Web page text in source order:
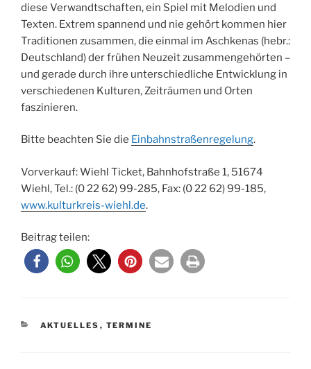
diese Verwandtschaften, ein Spiel mit Melodien und
Texten. Extrem spannend und nie gehört kommen hier
Traditionen zusammen, die einmal im Aschkenas (hebr.:
Deutschland) der frühen Neuzeit zusammengehörten –
und gerade durch ihre unterschiedliche Entwicklung in
verschiedenen Kulturen, Zeiträumen und Orten
faszinieren.
Bitte beachten Sie die Einbahnstraßenregelung.
Vorverkauf: Wiehl Ticket, Bahnhofstraße 1, 51674
Wiehl, Tel.: (0 22 62) 99-285, Fax: (0 22 62) 99-185,
www.kulturkreis-wiehl.de.
Beitrag teilen:
KATEGORIEN
AKTUELLES , TERMINE